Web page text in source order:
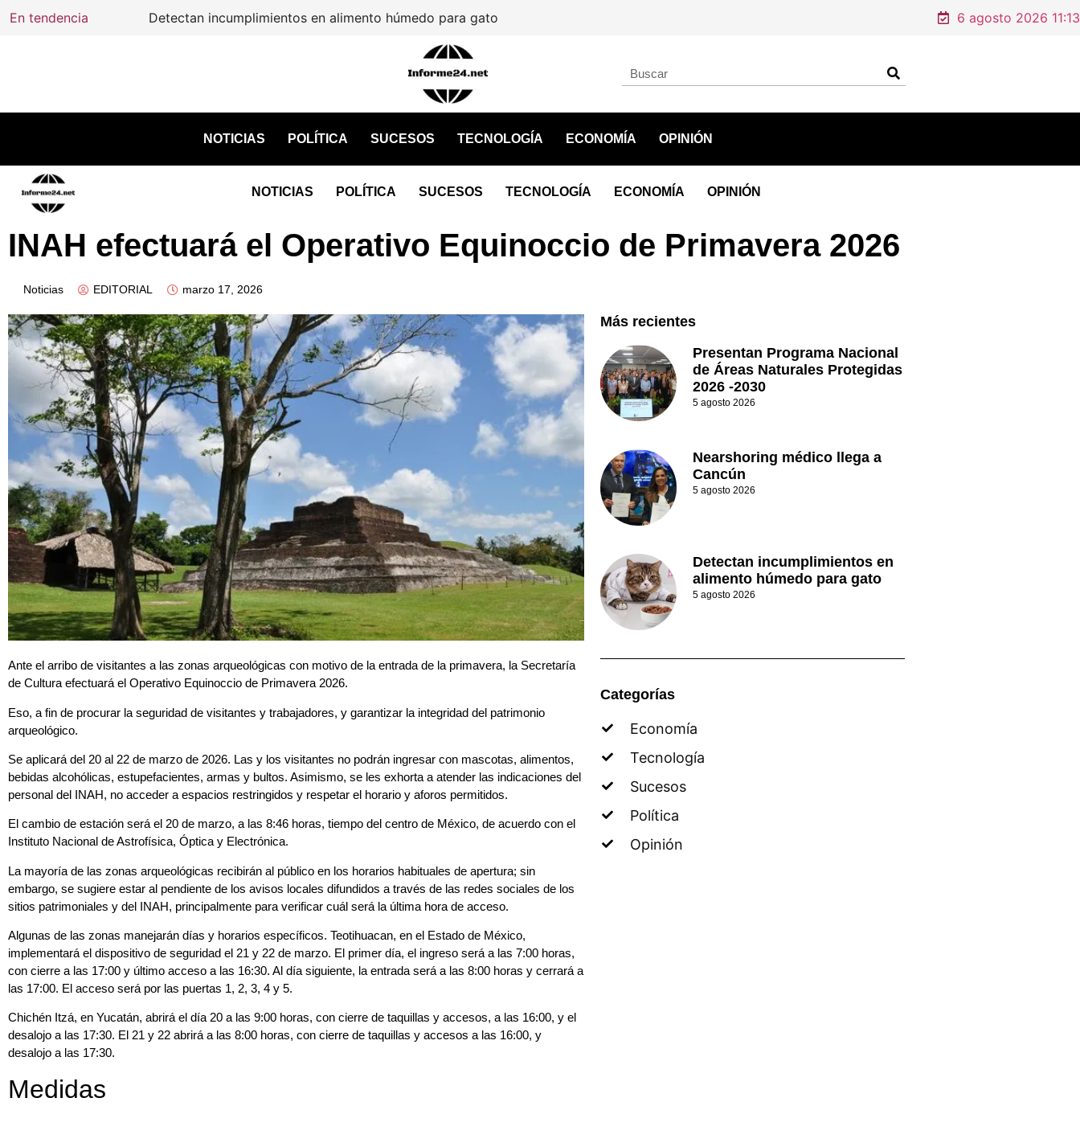
En tendencia Detectan incumplimientos en alimento húmedo para gato 6 agosto 2026 11:13
NOTICIAS POLÍTICA SUCESOS TECNOLOGÍA ECONOMÍA OPINIÓN
NOTICIAS POLÍTICA SUCESOS TECNOLOGÍA ECONOMÍA OPINIÓN
INAH efectuará el Operativo Equinoccio de Primavera 2026
Noticias EDITORIAL marzo 17, 2026
Ante el arribo de visitantes a las zonas arqueológicas con motivo de la entrada de la primavera, la Secretaría
de Cultura efectuará el Operativo Equinoccio de Primavera 2026.
Eso, a fin de procurar la seguridad de visitantes y trabajadores, y garantizar la integridad del patrimonio
arqueológico.
Se aplicará del 20 al 22 de marzo de 2026. Las y los visitantes no podrán ingresar con mascotas, alimentos,
bebidas alcohólicas, estupefacientes, armas y bultos. Asimismo, se les exhorta a atender las indicaciones del
personal del INAH, no acceder a espacios restringidos y respetar el horario y aforos permitidos.
El cambio de estación será el 20 de marzo, a las 8:46 horas, tiempo del centro de México, de acuerdo con el
Instituto Nacional de Astrofísica, Óptica y Electrónica.
La mayoría de las zonas arqueológicas recibirán al público en los horarios habituales de apertura; sin
embargo, se sugiere estar al pendiente de los avisos locales difundidos a través de las redes sociales de los
sitios patrimoniales y del INAH, principalmente para verificar cuál será la última hora de acceso.
Algunas de las zonas manejarán días y horarios específicos. Teotihuacan, en el Estado de México,
implementará el dispositivo de seguridad el 21 y 22 de marzo. El primer día, el ingreso será a las 7:00 horas,
con cierre a las 17:00 y último acceso a las 16:30. Al día siguiente, la entrada será a las 8:00 horas y cerrará a
las 17:00. El acceso será por las puertas 1, 2, 3, 4 y 5.
Chichén Itzá, en Yucatán, abrirá el día 20 a las 9:00 horas, con cierre de taquillas y accesos, a las 16:00, y el
desalojo a las 17:30. El 21 y 22 abrirá a las 8:00 horas, con cierre de taquillas y accesos a las 16:00, y
desalojo a las 17:30.
Medidas
Más recientes
Presentan Programa Nacional
de Áreas Naturales Protegidas
2026 -2030
5 agosto 2026
Nearshoring médico llega a
Cancún
5 agosto 2026
Detectan incumplimientos en
alimento húmedo para gato
5 agosto 2026
Categorías
Economía
Tecnología
Sucesos
Política
Opinión